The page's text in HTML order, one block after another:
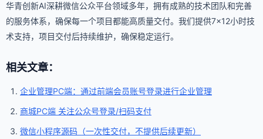
华青创新AI深耕微信公众平台领域多年，拥有成熟的技术团队和完善
的服务体系，确保每一个项目都能高质量交付。我们提供7×12小时技
术支持，项目交付后持续维护，确保稳定运行。
相关文章：
企业管理PC端：通过前端会员账号登录进行企业管理
商城PC端 关注公众号登录/扫码支付
微信小程序源码（一次性交付，不提供后续更新）